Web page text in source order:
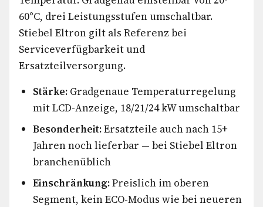
60°C, drei Leistungsstufen umschaltbar.
Stiebel Eltron gilt als Referenz bei
Serviceverfügbarkeit und
Ersatzteilversorgung.
Stärke: Gradgenaue Temperaturregelung
mit LCD-Anzeige, 18/21/24 kW umschaltbar
Besonderheit:Ersatzteile auch nach 15+
Jahren noch lieferbar — bei Stiebel Eltron
branchenüblich
Einschränkung:Preislich im oberen
Segment, kein ECO-Modus wie bei neueren